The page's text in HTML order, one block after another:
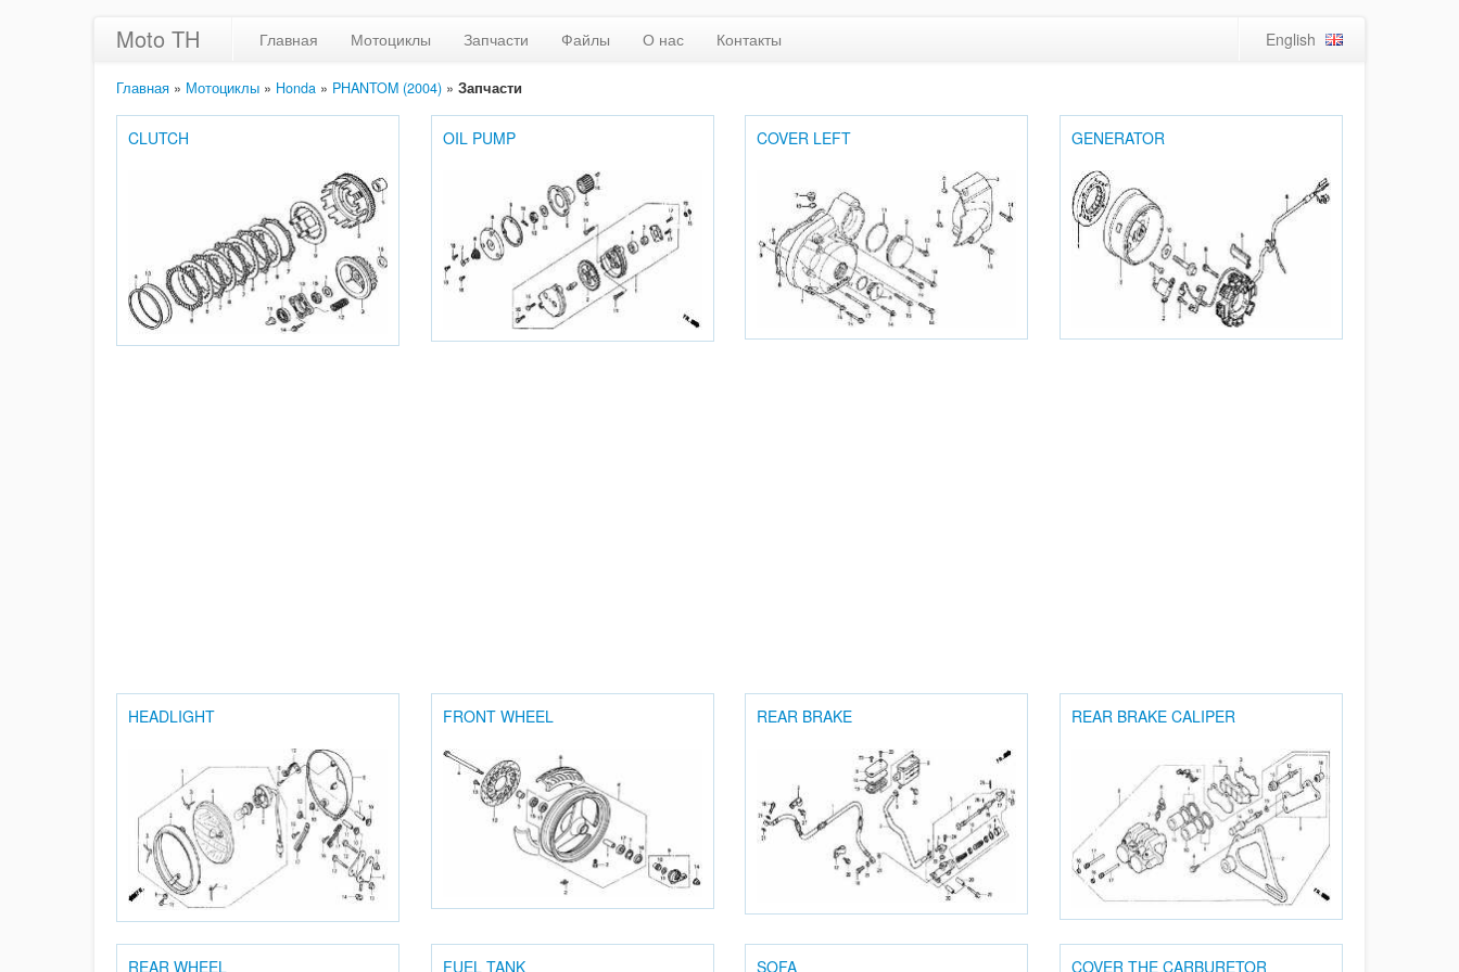
Moto TH Главная Мотоциклы Запчасти Файлы О нас Контакты English
Главная » Мотоциклы » Honda » PHANTOM (2004) » Запчасти
CLUTCH OIL PUMP COVER LEFT GENERATOR
HEADLIGHT FRONT WHEEL REAR BRAKE REAR BRAKE CALIPER
REAR WHEEL FUEL TANK SOFA COVER THE CARBURETOR